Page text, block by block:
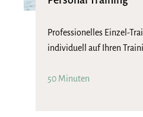
Professionelles Einzel-
individuell auf Ihren
50 Minuten